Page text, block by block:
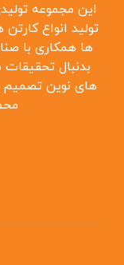
تولید انواع
بدنبال
‌های نوین تصمیم